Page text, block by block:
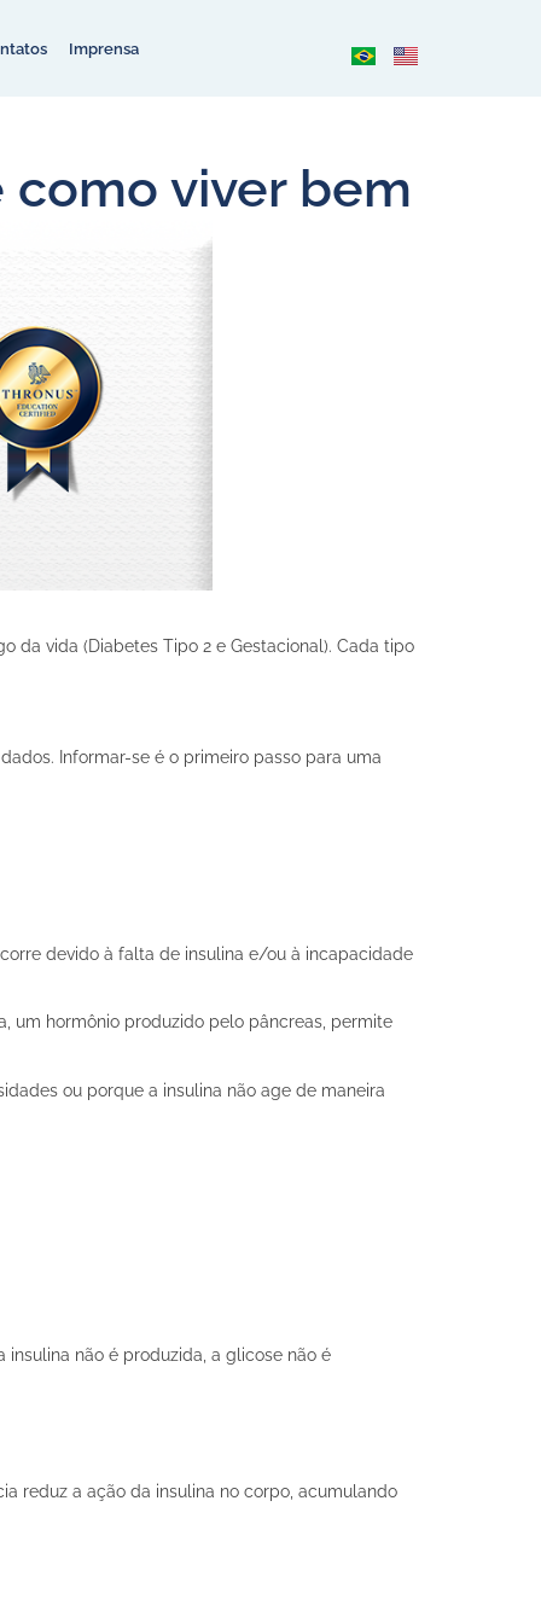
Imprensa
como viver bem
da vida (Diabetes Tipo 2 e Gestacional). Cada tipo
Informar-se é o primeiro passo para uma
devido à falta de insulina e/ou à incapacidade
um hormônio produzido pelo pâncreas, permite
ou porque a insulina não age de maneira
não é produzida, a glicose não é
reduz a ação da insulina no corpo, acumulando